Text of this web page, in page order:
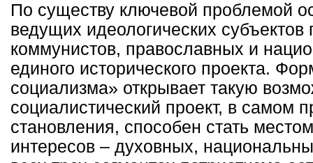
По существу ключевой проблемой
ведущих идеологических субъектов
коммунистов, православных и
единого исторического проекта.
социализма» открывает такую
социалистический проект, в самом
становления, способен стать
интересов – духовных,